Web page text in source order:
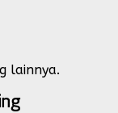
lainnya.